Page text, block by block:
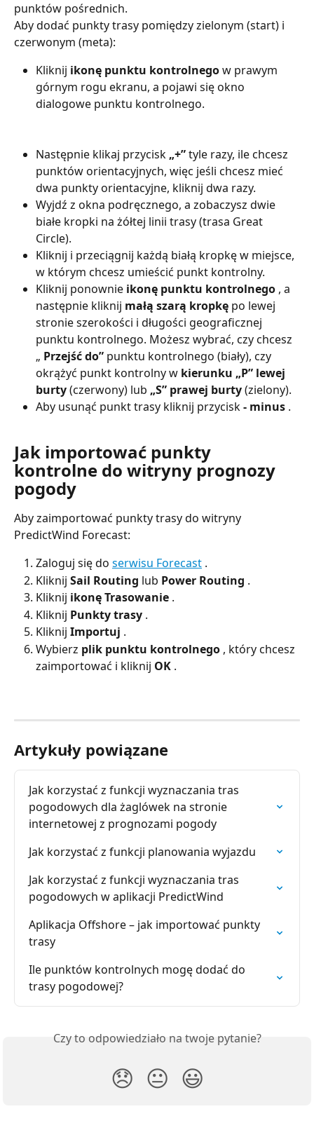
punktów pośrednich.
Aby dodać punkty trasy pomiędzy zielonym (start) i
czerwonym (meta):
Kliknij ikonę punktu kontrolnego w prawym
górnym rogu ekranu, a pojawi się okno
dialogowe punktu kontrolnego.
Następnie klikaj przycisk „+” tyle razy, ile chcesz
punktów orientacyjnych, więc jeśli chcesz mieć
dwa punkty orientacyjne, kliknij dwa razy.
Wyjdź z okna podręcznego, a zobaczysz dwie
białe kropki na żółtej linii trasy (trasa Great
Circle).
Kliknij i przeciągnij każdą białą kropkę w miejsce,
w którym chcesz umieścić punkt kontrolny.
Kliknij ponownie ikonę punktu kontrolnego , a
następnie kliknij małą szarą kropkę po lewej
stronie szerokości i długości geograficznej
punktu kontrolnego. Możesz wybrać, czy chcesz
„ Przejść do” punktu kontrolnego (biały), czy
okrążyć punkt kontrolny w kierunku „P” lewej
burty (czerwony) lub „S” prawej burty (zielony).
Aby usunąć punkt trasy kliknij przycisk - minus .
Jak importować punkty
kontrolne do witryny prognozy
pogody
Aby zaimportować punkty trasy do witryny
PredictWind Forecast:
Zaloguj się do serwisu Forecast .
Kliknij Sail Routing lub Power Routing .
Kliknij ikonę Trasowanie .
Kliknij Punkty trasy .
Kliknij Importuj .
Wybierz plik punktu kontrolnego , który chcesz
zaimportować i kliknij OK .
Artykuły powiązane
Jak korzystać z funkcji wyznaczania tras
pogodowych dla żaglówek na stronie
internetowej z prognozami pogody
Jak korzystać z funkcji planowania wyjazdu
Jak korzystać z funkcji wyznaczania tras
pogodowych w aplikacji PredictWind
Aplikacja Offshore – jak importować punkty
trasy
Ile punktów kontrolnych mogę dodać do
trasy pogodowej?
Czy to odpowiedziało na twoje pytanie?
😞 😐 😃